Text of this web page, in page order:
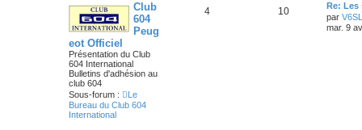
Club
604
Peug
eot Officiel
Présentation du Club
604 International
Bulletins d'adhésion au
club 604
Sous-forum :
Le
Bureau du Club 604
International
4 10
Re: Les
par V6SL
mar. 9